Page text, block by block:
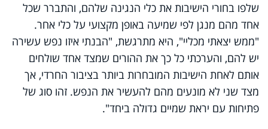
שלפו בחורי הישיבות את כלי הנגינה שלהם, והתברר שכל
אחד מהם מנגן לפי שמיעה באופן מקצועי על כלי אחר.
"ממש יצאתי מכליי", היא מתרגשת, "הבנתי איזו נפש עשירה
יש להם, והערכתי כל כך את ההורים שמצד אחד שולחים
אותם לאחת הישיבות המובחרות ביותר בציבור החרדי, אך
מצד שני לא מונעים מהם להעשיר את הנפש. זהו סוג של
פתיחות עם יראת שמיים גדולה ביחד".